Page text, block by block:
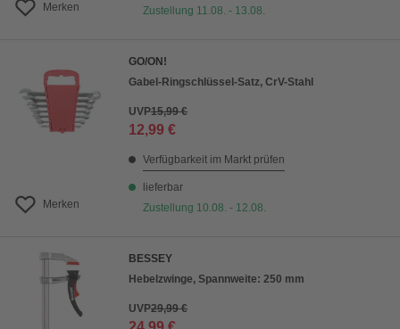
Merken
Zustellung 11.08. - 13.08.
Merken
GO/ON!
Gabel-Ringschlüssel-Satz, CrV-Stahl
UVP15,99 €
12,99 €
Verfügbarkeit im Markt prüfen
lieferbar
Zustellung 10.08. - 12.08.
BESSEY
Hebelzwinge, Spannweite: 250 mm
UVP29,99 €